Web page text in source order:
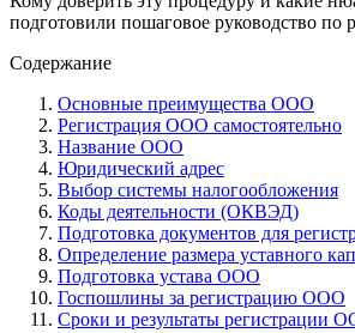
подготовили пошаговое руководство
Содержание
Основные преимущества ООО
Регистрация ООО самостоятельно
Название ООО
Юридический адрес
Выбор системы налогообложения
Коды деятельности (ОКВЭД)
Подготовка документов для
Определение размера уставного
Подготовка устава ООО
Госпошлины за регистрацию ООО
Сроки и результаты регистрации